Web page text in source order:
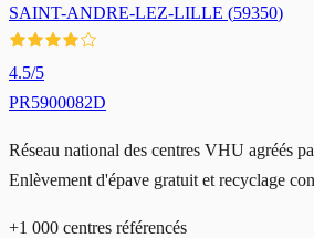
SAINT-ANDRE-LEZ-LILLE (59350)
4.5/5
PR5900082D
Réseau national des centres VHU agréés
Enlèvement d'épave gratuit et recyclage
+1 000 centres référencés